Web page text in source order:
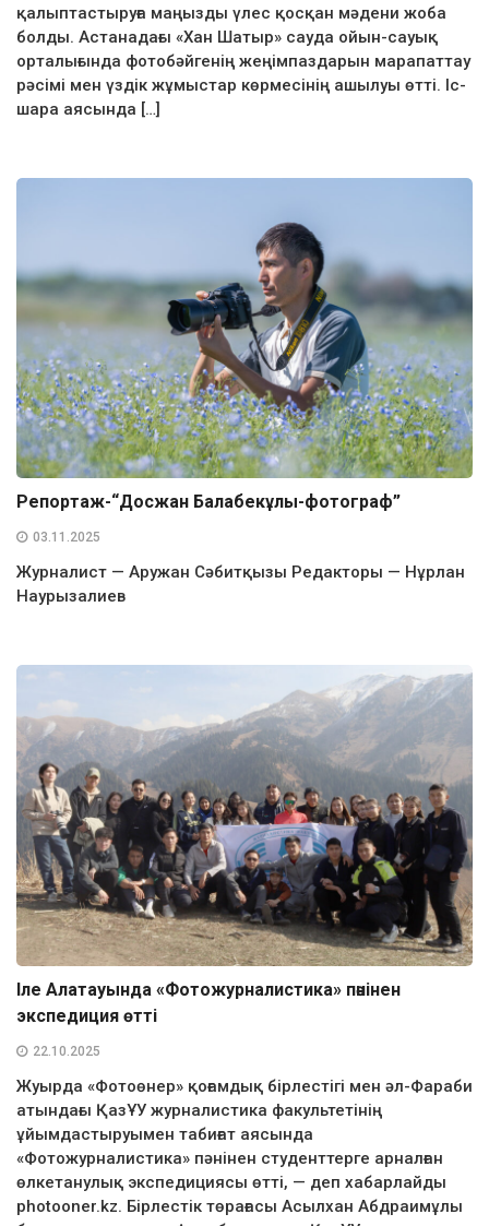
қалыптастыруға маңызды үлес қосқан мәдени жоба
болды. Астанадағы «Хан Шатыр» сауда ойын-сауық
орталығында фотобәйгенің жеңімпаздарын марапаттау
рәсімі мен үздік жұмыстар көрмесінің ашылуы өтті. Іс-
шара аясында […]
Репортаж-“Досжан Балабекұлы-фотограф”
03.11.2025
Журналист — Аружан Сәбитқызы Редакторы — Нұрлан
Наурызалиев
Іле Алатауында «Фотожурналистика» пәнінен
экспедиция өтті
22.10.2025
Жуырда «Фотоөнер» қоғамдық бірлестігі мен әл-Фараби
атындағы ҚазҰУ журналистика факультетінің
ұйымдастыруымен табиғат аясында
«Фотожурналистика» пәнінен студенттерге арналған
өлкетанулық экспедициясы өтті, — деп хабарлайды
photooner.kz. Бірлестік төрағасы Асылхан Абдраимұлы